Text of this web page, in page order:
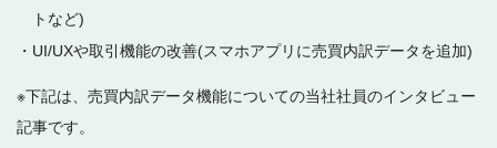
トなど)
・UI/UXや取引機能の改善(スマホアプリに売買内訳データを追加)
※下記は、売買内訳データ機能についての当社社員のインタビュー
記事です。